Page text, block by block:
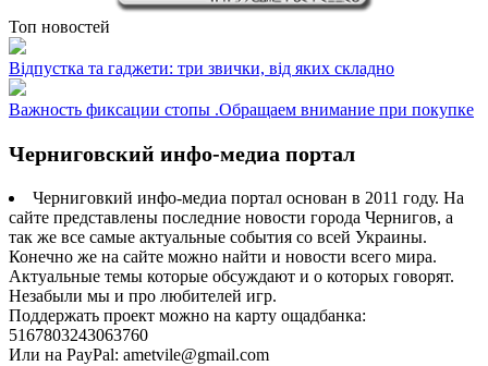
Топ новостей
Відпустка та гаджети: три звички, від яких складно
Важность фиксации стопы .Обращаем внимание при покупке
Черниговский инфо-медиа портал
Черниговкий инфо-медиа портал основан в 2011 году. На
сайте представлены последние новости города Чернигов, а
так же все самые актуальные события со всей Украины.
Конечно же на сайте можно найти и новости всего мира.
Актуальные темы которые обсуждают и о которых говорят.
Незабыли мы и про любителей игр.
Поддержать проект можно на карту ощадбанка:
5167803243063760
Или на PayPal: ametvile@gmail.com